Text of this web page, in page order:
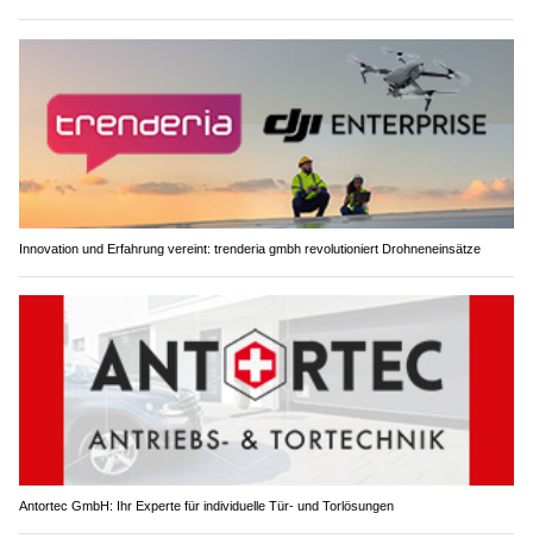
Innovation und Erfahrung vereint: trenderia gmbh revolutioniert Drohneneinsätze
Antortec GmbH: Ihr Experte für individuelle Tür- und Torlösungen